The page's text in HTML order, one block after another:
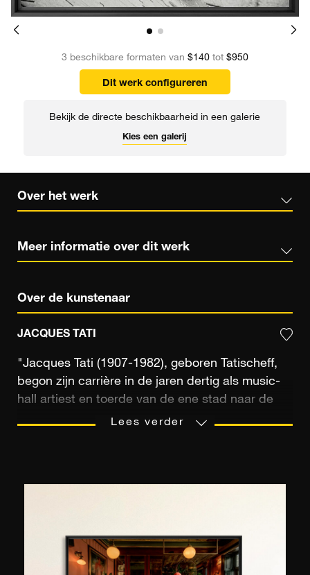
3 beschikbare formaten van $140 tot $950
Dit werk configureren
Bekijk de directe beschikbaarheid in een galerie
Kies een galerij
Over het werk
Meer informatie over dit werk
Over de kunstenaar
JACQUES TATI
"Jacques Tati (1907-1982), geboren Tatischeff,
begon zijn carrière in de jaren dertig als music-
hall artiest en toerde van de ene stad naar de
andere langs de podia van internationale
generatie. Terwijl The Big Day (1949) voor het
eerst het enthousiasme van het publiek oogstte
Lees verder